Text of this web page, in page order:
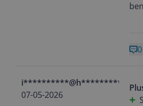
i**********@h**********
07-05-2026